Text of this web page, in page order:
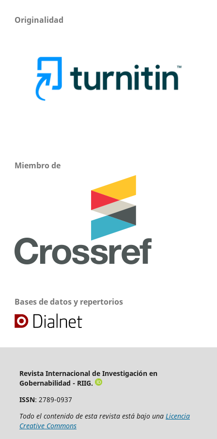
Originalidad
Miembro de
Bases de datos y repertorios
Revista Internacional de Investigación en
Gobernabilidad - RIIG.
ISSN: 2789-0937
Todo el contenido de esta revista está bajo una Licencia
Creative Commons